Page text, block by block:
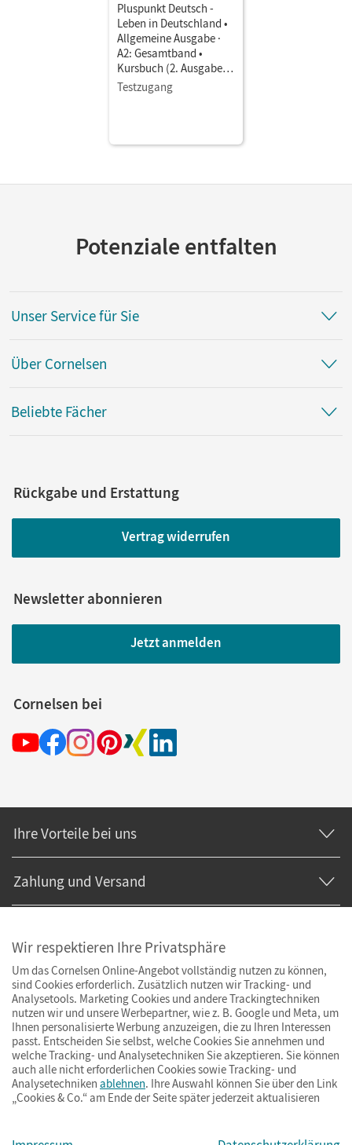
Pluspunkt Deutsch -
Leben in Deutschland •
Allgemeine Ausgabe ·
A2: Gesamtband •
Kursbuch (2. Ausgabe)
als E-Book Mit Medien
Testzugang
Potenziale entfalten
Unser Service für Sie
Über Cornelsen
Beliebte Fächer
Rückgabe und Erstattung
Vertrag widerrufen
Newsletter abonnieren
Jetzt anmelden
Cornelsen bei
Ihre Vorteile bei uns
Zahlung und Versand
ImpressumAGBDatenschutzBarrierefreiheitCookies & Co.
Wir respektieren Ihre Privatsphäre
Um das Cornelsen Online-Angebot vollständig nutzen zu können,
sind Cookies erforderlich. Zusätzlich nutzen wir Tracking- und
Analysetools. Marketing Cookies und andere Trackingtechniken
nutzen wir und unsere Werbepartner, wie z. B. Google und Meta, um
Ihnen personalisierte Werbung anzuzeigen, die zu Ihren Interessen
passt. Entscheiden Sie selbst, welche Cookies Sie annehmen und
welche Tracking- und Analysetechniken Sie akzeptieren. Sie können
auch alle nicht erforderlichen Cookies sowie Tracking- und
Analysetechniken ablehnen. Ihre Auswahl können Sie über den Link
„Cookies & Co.“ am Ende der Seite später jederzeit aktualisieren